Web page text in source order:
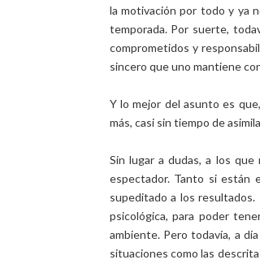
la motivación por todo y ya
temporada. Por suerte,
comprometidos y
sincero que uno mantiene
Y lo mejor del asunto es
más, casi sin tiempo de
Sin lugar a dudas, a los
espectador. Tanto si están
supeditado a los
psicológica, para poder
ambiente. Pero todavía, a
situaciones como las